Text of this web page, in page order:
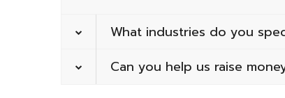
What industries do you
Can you help us raise